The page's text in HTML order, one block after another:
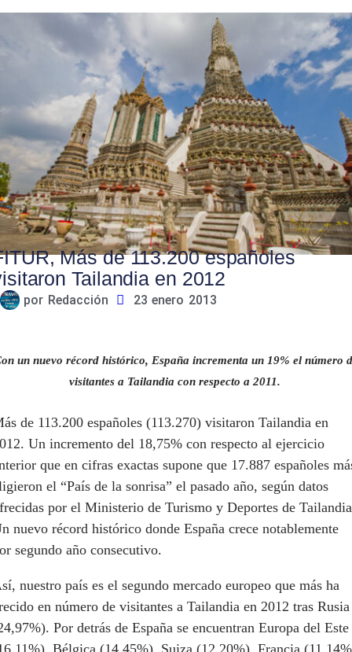
Más de 113.200 españoles
Tailandia en 2012
por Redacción 23 enero 2013
un nuevo récord histórico, España incrementa un 19% el número
visitantes a Tailandia con respecto a 2011.
de 113.200 españoles (113.270) visitaron Tailandia en
Un incremento del 18,75% con respecto al ejercicio
que en cifras exactas supone que 17.887 españoles
el “País de la sonrisa” el pasado año, según datos
por el Ministerio de Turismo y Deportes de
nuevo récord histórico donde España crece notablemente
segundo año consecutivo.
nuestro país es el segundo mercado europeo que más ha
en número de visitantes a Tailandia en 2012 tras Rusia
Por detrás de España se encuentran Europa del Este